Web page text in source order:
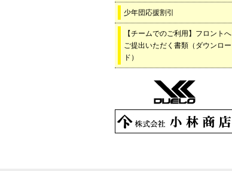
少年団応援割引
【チームでのご利用】フロントへ
ご提出いただく書類（ダウンロー
ド）